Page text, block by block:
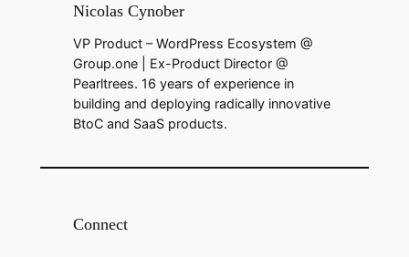
Nicolas Cynober
VP Product – WordPress Ecosystem @
Group.one | Ex-Product Director @
Pearltrees. 16 years of experience in
building and deploying radically innovative
BtoC and SaaS products.
Connect